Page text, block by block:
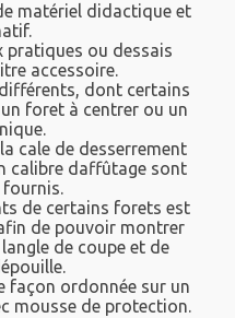
matériel didactique et
pratiques ou dessais
accessoire.
dont certains
foret à centrer ou un
cale de desserrement
calibre daffûtage sont
fournis.
de certains forets est
de pouvoir montrer
de coupe et de
façon ordonnée sur un
mousse de protection.